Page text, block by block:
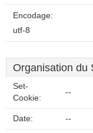
Encodage:
utf-8
Organisation du
Set-
Cookie:
--
Date: --